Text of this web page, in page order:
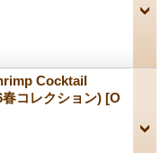
Cocktail
コレクション) [O